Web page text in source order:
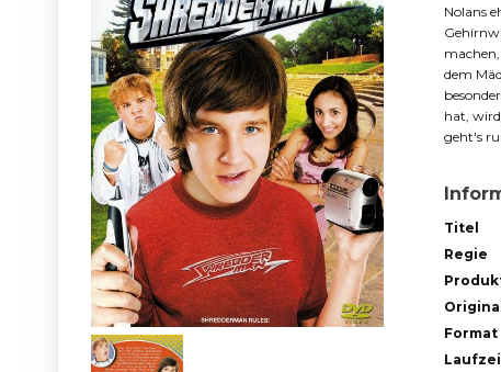
Nolans
dem
hat,
geht's
Titel
Regie
Format